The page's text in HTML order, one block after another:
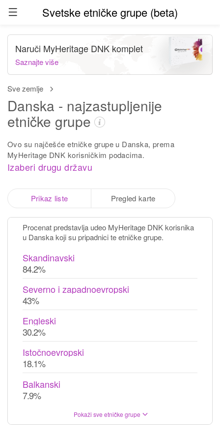
Svetske etničke grupe (beta)
Sve zemlje
Danska - najzastupljenije
etničke grupe
Ovo su najčešće etničke grupe u Danska, prema
MyHeritage DNK korisničkim podacima.
Izaberi drugu državu
Naruči MyHeritage DNK komplet
Saznajte više
Prikaz liste Pregled karte
Procenat predstavlja udeo MyHeritage DNK korisnika
u Danska koji su pripadnici te etničke grupe.
Skandinavski
84.2%
Severno i zapadnoevropski
43%
Engleski
30.2%
Istočnoevropski
18.1%
Balkanski
7.9%
Pokaži sve etničke grupe